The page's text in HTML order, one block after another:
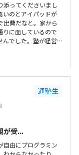
添ってくださいまし
いのとアイパッドが
出費だなと。家から
りに面しているので
んでした。塾が経営
。建物自体が古い
た。もう少し回数を
。説明してくれた方
てくださいました。
通塾生
が受...
自由にプログラミン